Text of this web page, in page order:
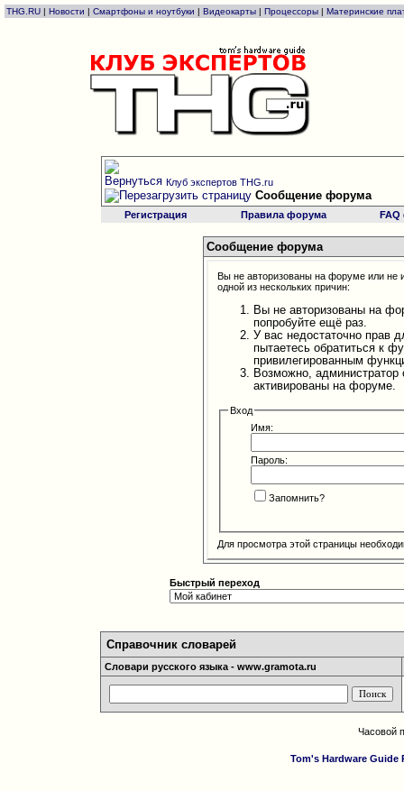
THG.RU | Новости | Смартфоны и ноутбуки | Видеокарты | Процессоры | Материнские
Клуб экспертов THG.ru
Сообщение форума
Регистрация Правила форума
Сообщение форума
Вы не авторизованы на форуме или не
одной из нескольких причин:
Вы не авторизованы на
попробуйте ещё раз.
У вас недостаточно прав
пытаетесь обратиться к
привилегированным
Возможно,
активированы на форуме.
Вход
Имя:
Пароль:
Запомнить?
Для просмотра этой страницы
Быстрый переход
Справочник словарей
Словари русского языка - www.gramota.ru
Часовой
Tom's Hardware Guide